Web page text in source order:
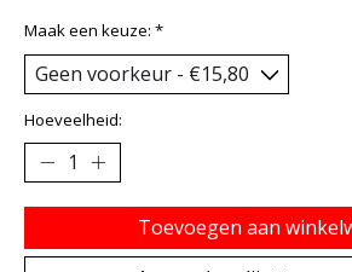
Maak een keuze: *
Hoeveelheid:
Toevoegen aan